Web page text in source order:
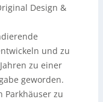
Design &
und zu
zu einer
geworden.
Parkhäuser zu